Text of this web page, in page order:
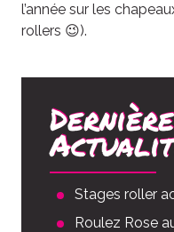
l’année sur les
rollers 😉).
Stages roller
Roulez Rose